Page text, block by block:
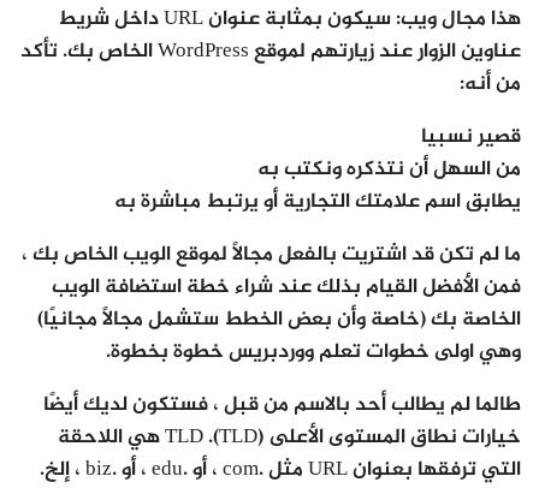
هذا مجال ويب: سيكون بمثابة عنوان URL داخل شريط
عناوين الزوار عند زيارتهم لموقع WordPress الخاص بك. تأكد
من أنه:
قصير نسبيا
من السهل أن نتذكره ونكتب به
يطابق اسم علامتك التجارية أو يرتبط مباشرة به
ما لم تكن قد اشتريت بالفعل مجالًا لموقع الويب الخاص بك ،
فمن الأفضل القيام بذلك عند شراء خطة استضافة الويب
الخاصة بك (خاصة وأن بعض الخطط ستشمل مجالًا مجانيًا)
وهي اولى خطوات تعلم ووردبريس خطوة بخطوة.
طالما لم يطالب أحد بالاسم من قبل ، فستكون لديك أيضًا
خيارات نطاق المستوى الأعلى (TLD). TLD هي اللاحقة
التي ترفقها بعنوان URL مثل .com ، أو .edu ، أو .biz ، إلخ.